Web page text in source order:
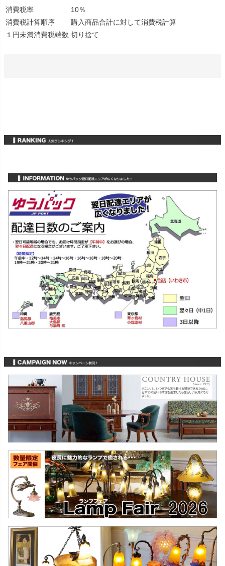
消費税率
10％
消費税計算順序
購入商品合計に対して消費税計算
１円未満消費税端数 切り捨て